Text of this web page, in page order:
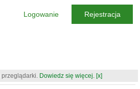
przeglądarki. Dowiedz się więcej. [x]
Logowanie Rejestracja